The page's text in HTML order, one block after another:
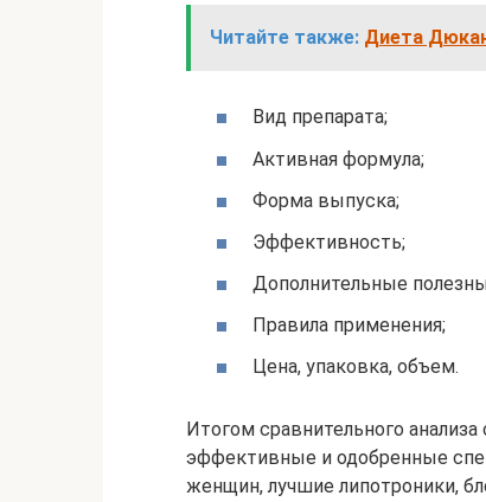
Читайте также: Диета
Вид препарата;
Активная формула;
Форма выпуска;
Эффективность;
Дополнительные
Правила применения;
Цена, упаковка, объем.
Итогом сравнительного
эффективные и одобренные
женщин, лучшие липотроники,